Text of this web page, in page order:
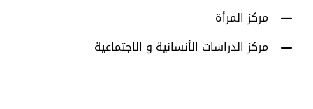
مركز المرأة
مركز الدراسات الأنسانية و الاجتماعية